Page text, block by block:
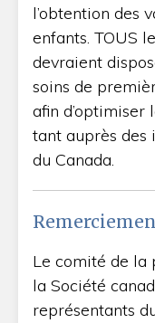
l’obtention des
enfants. TOUS
devraient
soins de
afin d’optimiser
tant auprès des
du Canada.
Le comité de la
la Société
représentants